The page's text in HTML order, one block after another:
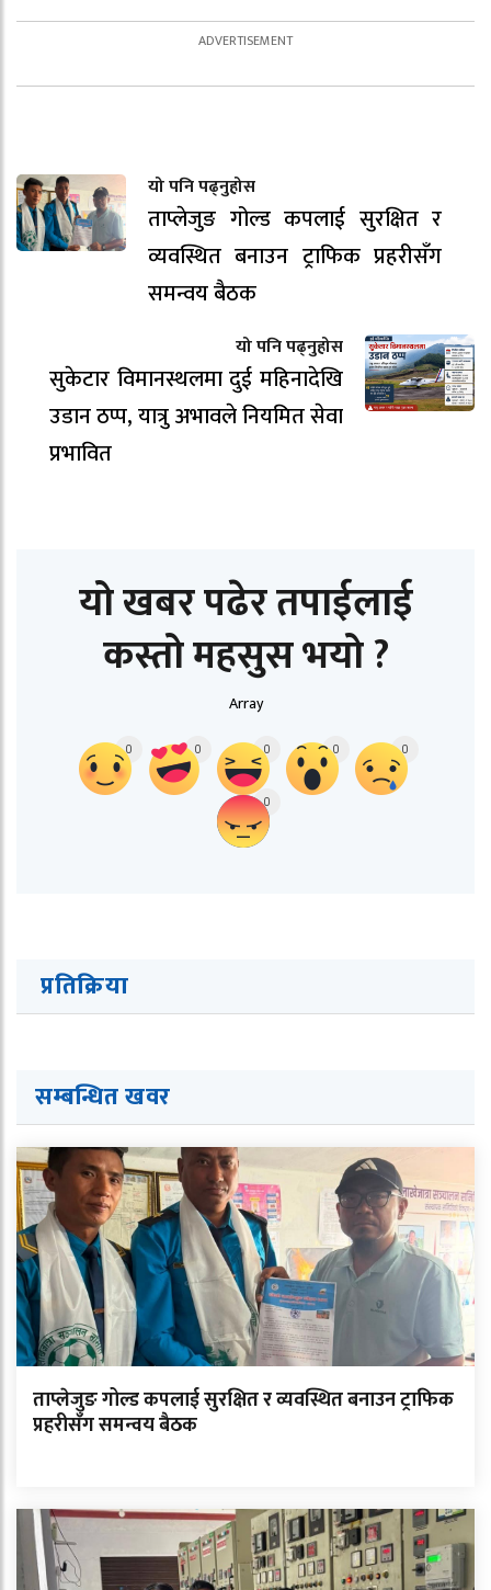
यो पनि पढ्नुहोस
ताप्लेजुङ गोल्ड कपलाई सुरक्षित र
व्यवस्थित बनाउन ट्राफिक प्रहरीसँग
समन्वय बैठक
यो पनि पढ्नुहोस
सुकेटार विमानस्थलमा दुई महिनादेखि
उडान ठप्प, यात्रु अभावले नियमित सेवा
प्रभावित
यो खबर पढेर तपाईलाई
कस्तो महसुस भयो ?
Array
0 0 0 0 0
0
प्रतिक्रिया
सम्बन्धित खवर
ताप्लेजुङ गोल्ड कपलाई सुरक्षित र व्यवस्थित बनाउन ट्राफिक
प्रहरीसँग समन्वय बैठक